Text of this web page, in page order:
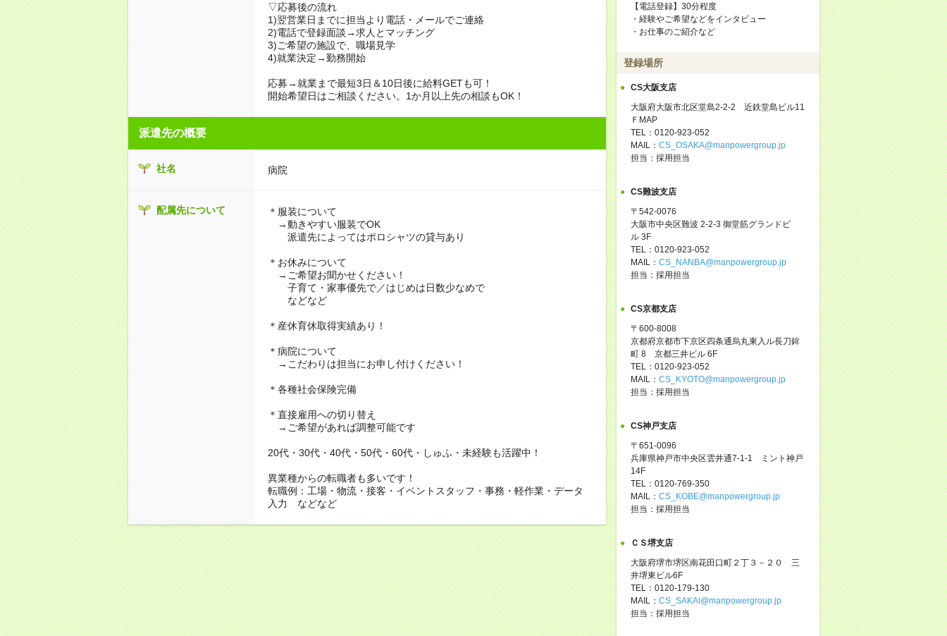
▽応募後の流れ
1)翌営業日までに担当より電話・メールでご連絡
2)電話で登録面談→求人とマッチング
3)ご希望の施設で、職場見学
4)就業決定→勤務開始
応募→就業まで最短3日＆10日後に給料GETも可！
開始希望日はご相談ください。1か月以上先の相談もOK！
派遣先の概要
社名 病院
配属先について
＊服装について
→動きやすい服装でOK
派遣先によってはポロシャツの貸与あり
＊お休みについて
→ご希望お聞かせください！
子育て・家事優先で／はじめは日数少なめで
などなど
＊産休育休取得実績あり！
＊病院について
→こだわりは担当にお申し付けください！
＊各種社会保険完備
＊直接雇用への切り替え
→ご希望があれば調整可能です
20代・30代・40代・50代・60代・しゅふ・未経験も活躍中！
異業種からの転職者も多いです！
転職例：工場・物流・接客・イベントスタッフ・事務・軽作業・データ
入力 などなど
【電話登録】30分程度
・経験やご希望などをインタビュー
・お仕事のご紹介など
登録場所
CS大阪支店
大阪府大阪市北区堂島2-2-2 近鉄堂島ビル11
ＦMAP
TEL：0120-923-052
MAIL： CS_OSAKA@manpowergroup.jp
担当：採用担当
CS難波支店
〒542-0076
大阪市中央区難波 2-2-3 御堂筋グランドビ
ル 3F
TEL：0120-923-052
MAIL： CS_NANBA@manpowergroup.jp
担当：採用担当
CS京都支店
〒600-8008
京都府京都市下京区四条通烏丸東入ル長刀鉾
町 8 京都三井ビル 6F
TEL：0120-923-052
MAIL： CS_KYOTO@manpowergroup.jp
担当：採用担当
CS神戸支店
〒651-0096
兵庫県神戸市中央区雲井通7-1-1 ミント神戸
14F
TEL：0120-769-350
MAIL： CS_KOBE@manpowergroup.jp
担当：採用担当
ＣＳ堺支店
大阪府堺市堺区南花田口町２丁３－２０ 三
井堺東ビル6F
TEL：0120-179-130
MAIL： CS_SAKAI@manpowergroup.jp
担当：採用担当